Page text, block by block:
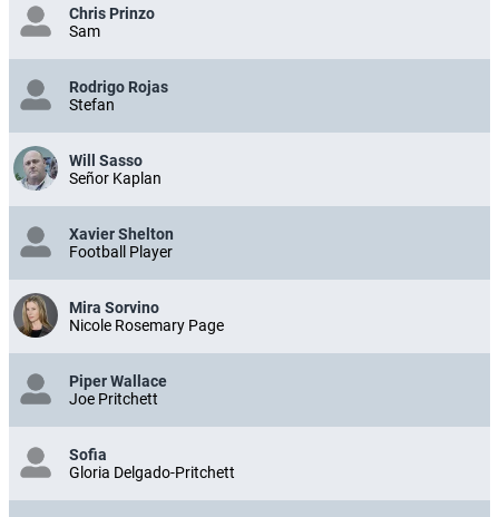
Chris Prinzo
Sam
Rodrigo Rojas
Stefan
Will Sasso
Señor Kaplan
Xavier Shelton
Football Player
Mira Sorvino
Nicole Rosemary Page
Piper Wallace
Joe Pritchett
Sofia
Gloria Delgado-Pritchett